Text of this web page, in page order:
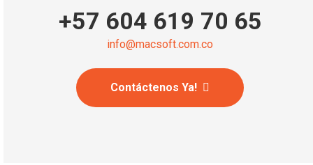
+57 604 619 70 65
info@macsoft.com.co
Contáctenos Ya!